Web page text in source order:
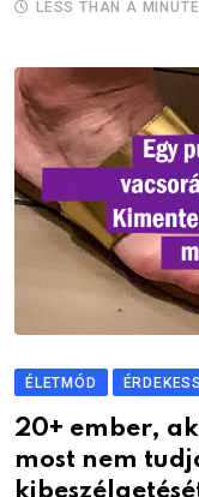
LESS THAN A MINUTE
ÉLETMÓD
20+ ember,
most nem